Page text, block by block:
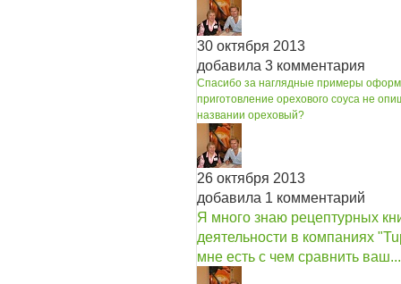
30 октября 2013
добавила 3 комментария
Спасибо за наглядные примеры
приготовление орехового соуса не
названии ореховый?
26 октября 2013
добавила 1 комментарий
Я много знаю рецептурных
деятельности в компаниях
мне есть с чем сравнить ваш...